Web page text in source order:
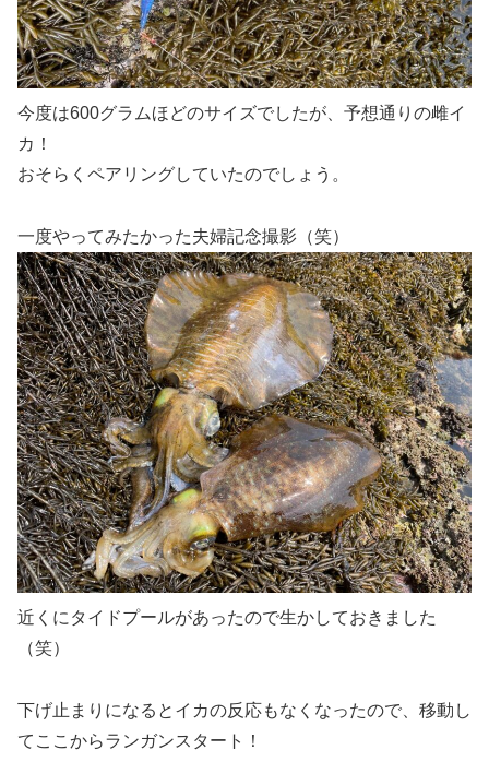
今度は600グラムほどのサイズでしたが、予想通りの雌イ
カ！
おそらくペアリングしていたのでしょう。
一度やってみたかった夫婦記念撮影（笑）
近くにタイドプールがあったので生かしておきました
（笑）
下げ止まりになるとイカの反応もなくなったので、移動し
てここからランガンスタート！